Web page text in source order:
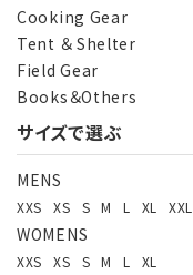
Cooking Gear
Tent ＆ Shelter
Field Gear
Books＆Others
サイズで選ぶ
MENS
XXS XS S M L XL XXL
WOMENS
XXS XS S M L XL